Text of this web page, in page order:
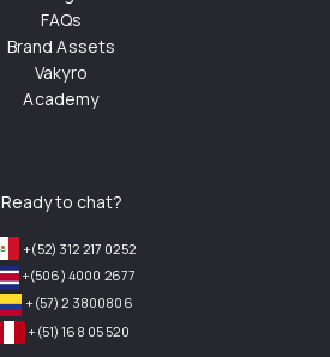
FAQs
Brand Assets
Vakyro
Academy
Ready to chat?
+(52) 312 217 0252
+(506) 4000 2677
+(57) 2 3800806
+(51) 168 05 520